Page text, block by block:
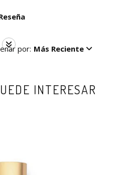
por: Más Reciente
INTERESAR